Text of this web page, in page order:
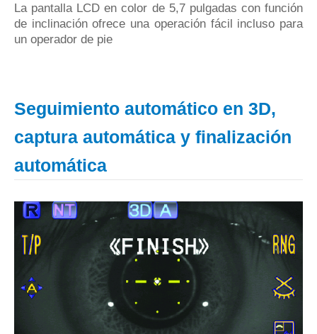
La pantalla LCD en color de 5,7 pulgadas con función
de inclinación ofrece una operación fácil incluso para
un operador de pie
Seguimiento automático en 3D,
captura automática y finalización
automática